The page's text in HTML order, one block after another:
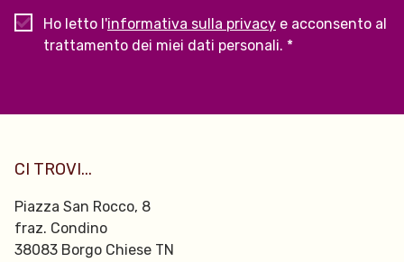
Ho letto l'informativa sulla privacy e acconsento al
trattamento dei miei dati personali. *
CI TROVI...
Piazza San Rocco, 8
fraz. Condino
38083 Borgo Chiese TN